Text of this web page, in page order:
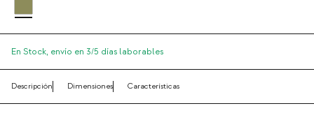
En Stock, envío en 3/5 días laborables
Descripción Dimensiones Características